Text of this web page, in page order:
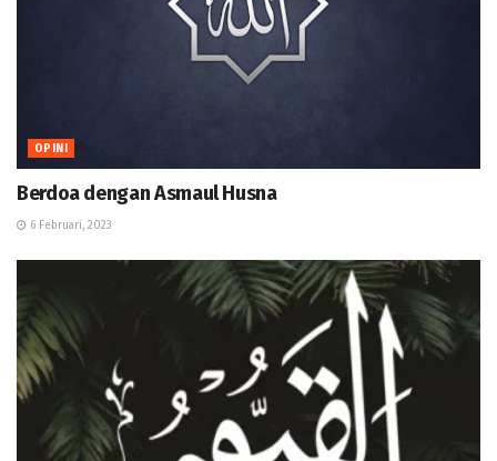
OPINI
Berdoa dengan Asmaul Husna
6 Februari, 2023